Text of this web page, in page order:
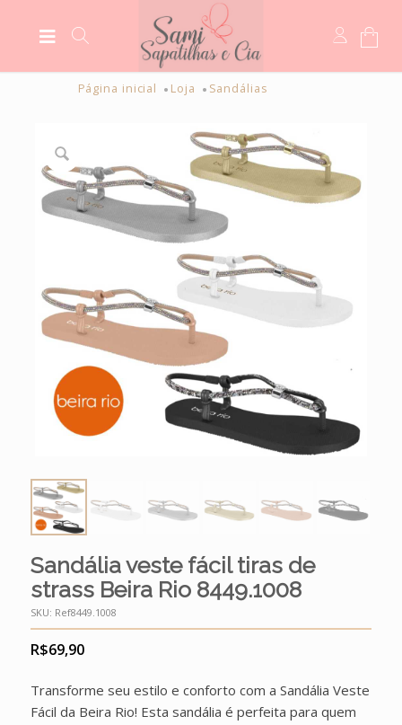
Página inicial Loja Sandálias
Sandália veste fácil tiras de
strass Beira Rio 8449.1008
SKU: Ref8449.1008
R$69,90
Transforme seu estilo e conforto com a Sandália Veste
Fácil da Beira Rio! Esta sandália é perfeita para quem